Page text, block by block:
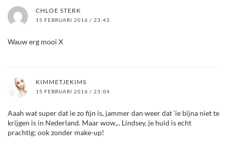
CHLOE STERK
15 FEBRUARI 2016 / 23:43
Wauw erg mooi X
KIMMETJEKIMS
15 FEBRUARI 2016 / 23:04
Aaah wat super dat ie zo fijn is, jammer dan weer dat ‘ie bijna niet te
krijgen is in Nederland. Maar wow,.. Lindsey, je huid is echt
prachtig; ook zonder make-up!